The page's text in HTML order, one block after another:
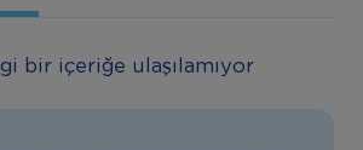
bir içeriğe ulaşılamıyor